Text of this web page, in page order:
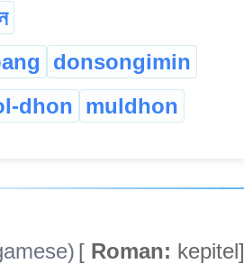
donsongimin
dhon muldhon
[ Roman: kepitel]